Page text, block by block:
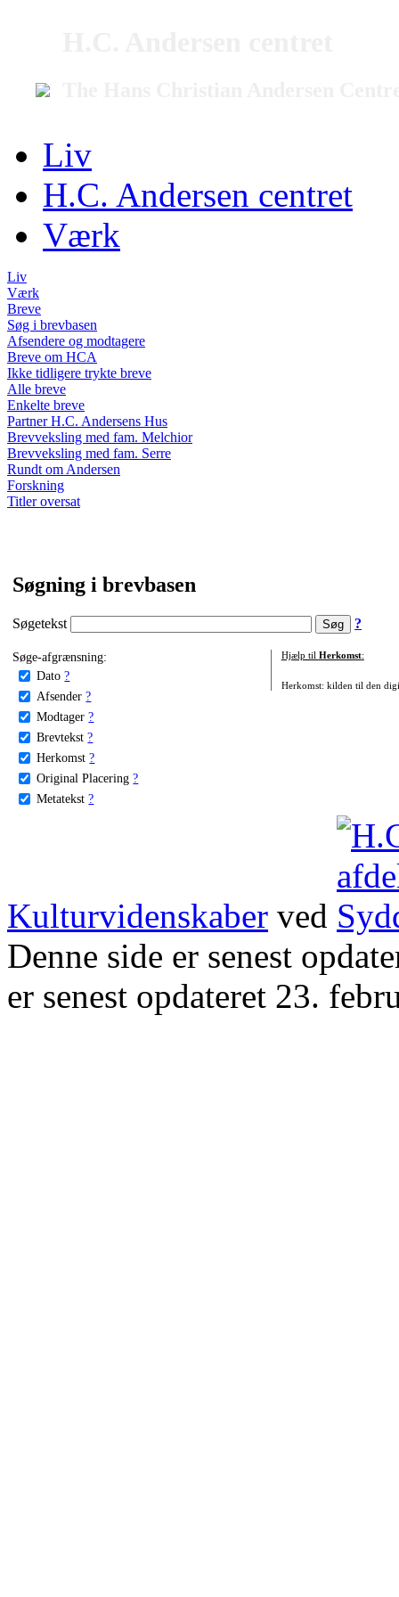
Liv
H.C. Andersen centret
Værk
Liv
Værk
Breve
Søg i brevbasen
Afsendere og modtagere
Breve om HCA
Ikke tidligere trykte breve
Alle breve
Enkelte breve
Partner H.C. Andersens Hus
Brevveksling med fam. Melchior
Brevveksling med fam. Serre
Rundt om Andersen
Forskning
Titler oversat
Søgning i brevbasen
Søgetekst ?
Søge-afgrænsning:
Dato ?
Afsender ?
Modtager ?
Brevtekst ?
Herkomst ?
Original Placering ?
Metatekst ?
Hjælp til Herkomst:
Herkomst: kilden til den
Kulturvidenskaber ved
Denne side er senest
er senest opdateret 23.